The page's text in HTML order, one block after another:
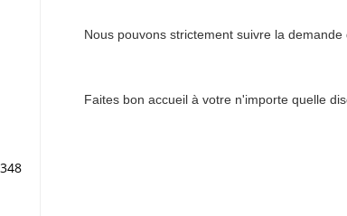
Nous pouvons strictement suivre la demande
Faites bon accueil à votre n'importe quelle